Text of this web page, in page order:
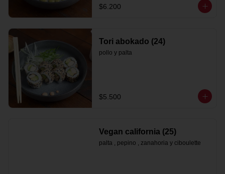
$6.200
Tori abokado (24)
pollo y palta
$5.500
Vegan california (25)
palta , pepino , zanahoria y ciboulette